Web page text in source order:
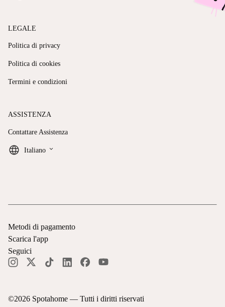
LEGALE
Politica di privacy
Politica di cookies
Termini e condizioni
ASSISTENZA
Contattare Assistenza
Italiano keyboard_arrow_down
©2026 Spotahome — Tutti i diritti riservati
Metodi di pagamento
Scarica l'app
Seguici